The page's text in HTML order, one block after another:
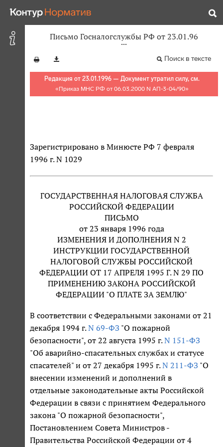
Письмо Госналогслужбы РФ от 23.01.96
Поиск в тексте
Редакция от 23.01.1996 — Документ утратил силу, см.
«Приказ МНС РФ от 06.03.2000 N АП-3-04/90»
Зарегистрировано в Минюсте РФ 7 февраля
1996 г. N 1029
ГОСУДАРСТВЕННАЯ НАЛОГОВАЯ СЛУЖБА
РОССИЙСКОЙ ФЕДЕРАЦИИ
ПИСЬМО
от 23 января 1996 года
ИЗМЕНЕНИЯ И ДОПОЛНЕНИЯ N 2
ИНСТРУКЦИИ ГОСУДАРСТВЕННОЙ
НАЛОГОВОЙ СЛУЖБЫ РОССИЙСКОЙ
ФЕДЕРАЦИИ ОТ 17 АПРЕЛЯ 1995 Г. N 29 ПО
ПРИМЕНЕНИЮ ЗАКОНА РОССИЙСКОЙ
ФЕДЕРАЦИИ "О ПЛАТЕ ЗА ЗЕМЛЮ"
В соответствии с Федеральными законами от 21
декабря 1994 г.N 69-ФЗ "О пожарной
безопасности", от 22 августа 1995 г.N 151-ФЗ
"Об аварийно-спасательных службах и статусе
спасателей" и от 27 декабря 1995 г.N 211-ФЗ "О
внесении изменений и дополнений в
отдельные законодательные акты Российской
Федерации в связи с принятием Федерального
закона "О пожарной безопасности",
Постановлением Совета Министров -
Правительства Российской Федерации от 4